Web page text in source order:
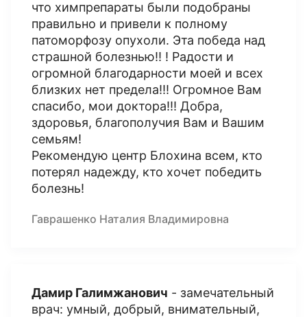
что химпрепараты были подобраны
правильно и привели к полному
патоморфозу опухоли. Эта победа над
страшной болезнью!! ! Радости и
огромной благодарности моей и всех
близких нет предела!!! Огромное Вам
спасибо, мои доктора!!! Добра,
здоровья, благополучия Вам и Вашим
семьям!
Рекомендую центр Блохина всем, кто
потерял надежду, кто хочет победить
болезнь!
Гаврашенко Наталия Владимировна
Дамир Галимжанович - замечательный
врач: умный, добрый, внимательный,